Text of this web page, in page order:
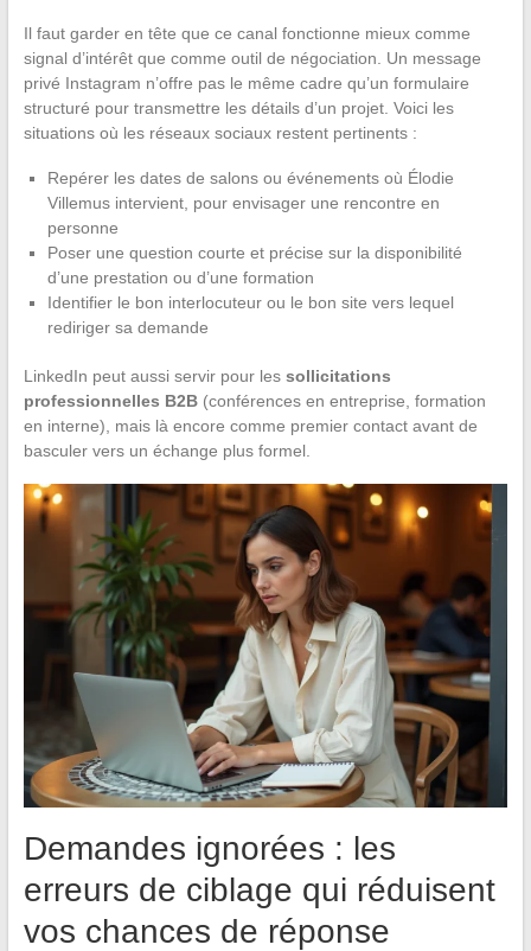
Il faut garder en tête que ce canal fonctionne mieux comme
signal d’intérêt que comme outil de négociation. Un message
privé Instagram n’offre pas le même cadre qu’un formulaire
structuré pour transmettre les détails d’un projet. Voici les
situations où les réseaux sociaux restent pertinents :
Repérer les dates de salons ou événements où Élodie
Villemus intervient, pour envisager une rencontre en
personne
Poser une question courte et précise sur la disponibilité
d’une prestation ou d’une formation
Identifier le bon interlocuteur ou le bon site vers lequel
rediriger sa demande
LinkedIn peut aussi servir pour les sollicitations
professionnelles B2B(conférences en entreprise, formation
en interne), mais là encore comme premier contact avant de
basculer vers un échange plus formel.
Demandes ignorées : les
erreurs de ciblage qui réduisent
vos chances de réponse